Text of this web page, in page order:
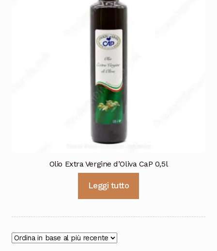
Olio Extra Vergine d’Oliva CaP 0,5l
Leggi tutto